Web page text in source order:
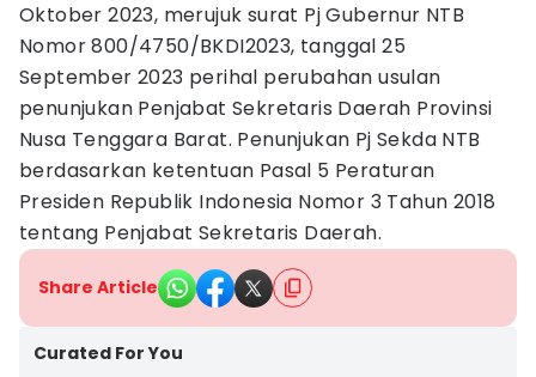
Oktober 2023, merujuk surat Pj Gubernur NTB
Nomor 800/4750/BKDI2023, tanggal 25
September 2023 perihal perubahan usulan
penunjukan Penjabat Sekretaris Daerah Provinsi
Nusa Tenggara Barat. Penunjukan Pj Sekda NTB
berdasarkan ketentuan Pasal 5 Peraturan
Presiden Republik Indonesia Nomor 3 Tahun 2018
tentang Penjabat Sekretaris Daerah.
Share Article
Curated For You